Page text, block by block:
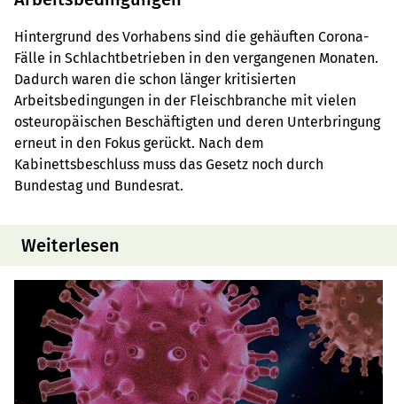
Hintergrund des Vorhabens sind die gehäuften Corona-
Fälle in Schlachtbetrieben in den vergangenen Monaten.
Dadurch waren die schon länger kritisierten
Arbeitsbedingungen in der Fleischbranche mit vielen
osteuropäischen Beschäftigten und deren Unterbringung
erneut in den Fokus gerückt. Nach dem
Kabinettsbeschluss muss das Gesetz noch durch
Bundestag und Bundesrat.
Weiterlesen